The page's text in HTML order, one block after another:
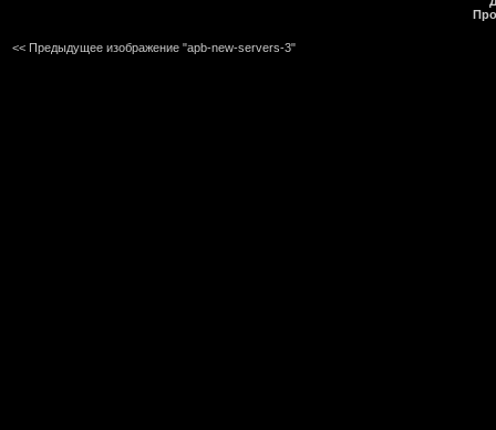
<< Предыдущее изображение "apb-new-servers-3"